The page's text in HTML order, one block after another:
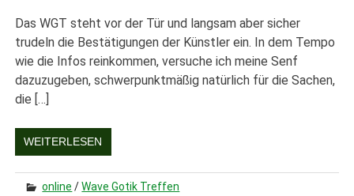
Das WGT steht vor der Tür und langsam aber sicher
trudeln die Bestätigungen der Künstler ein. In dem Tempo
wie die Infos reinkommen, versuche ich meine Senf
dazuzugeben, schwerpunktmäßig natürlich für die Sachen,
die […]
WEITERLESEN
online /Wave Gotik Treffen